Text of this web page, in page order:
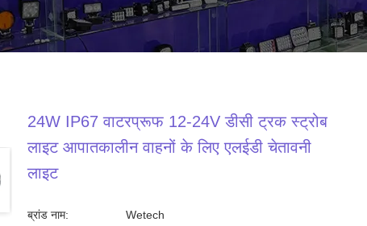
24W IP67 वाटरप्रूफ 12-24V डीसी ट्रक स्ट्रोब
लाइट आपातकालीन वाहनों के लिए एलईडी चेतावनी
लाइट
ब्रांड नाम: Wetech